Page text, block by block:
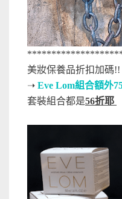
美妝保養品折扣加碼!!
➝ Eve Lom組合額外
套裝組合都是56折耶